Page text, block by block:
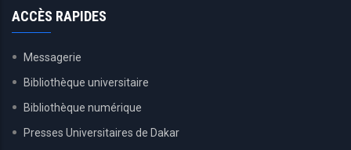
ACCÈS RAPIDES
Messagerie
Bibliothèque universitaire
Bibliothèque numérique
Presses Universitaires de Dakar